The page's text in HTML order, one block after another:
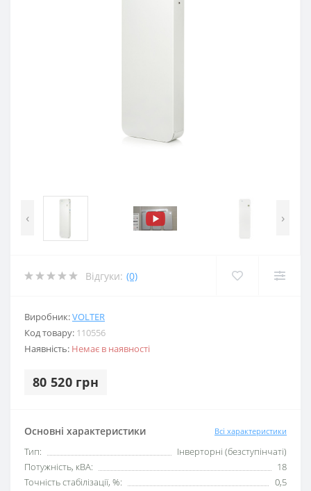
‹ ›
Відгуки: (0)
Виробник:VOLTER
Код товару: 110556
Наявність: Немає в наявності
80 520 грн
Основні характеристики Всі характеристики
Тип:
Інверторні (безступінчаті)
Потужність, кВА:
18
Точність стабілізації, %:
0,5